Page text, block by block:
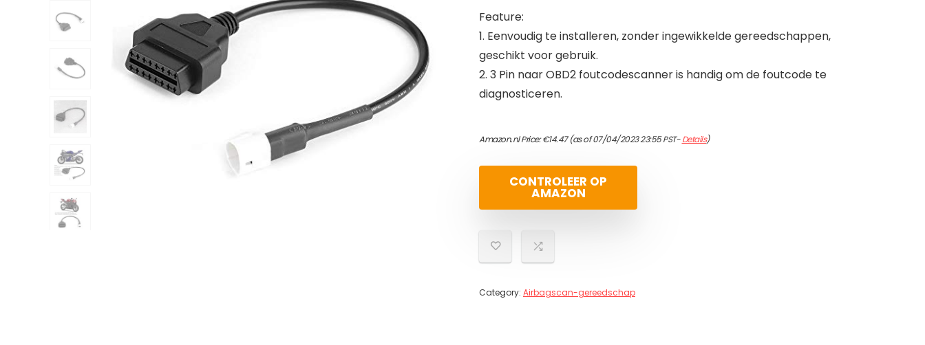
Feature:
1. Eenvoudig te installeren, zonder ingewikkelde gereedschappen,
geschikt voor gebruik.
2. 3 Pin naar OBD2 foutcodescanner is handig om de foutcode te
diagnosticeren.
Amazon.nl Price:€14.47(as of 07/04/2023 23:55 PST-Details)
CONTROLEER OP
AMAZON
Category: Airbagscan-gereedschap